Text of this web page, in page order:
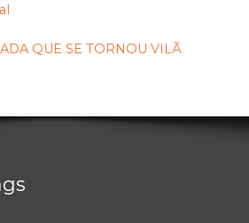
QUE SE TORNOU VILÃ